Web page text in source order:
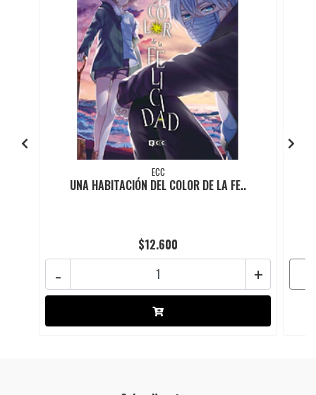
ECC
UNA HABITACIÓN DEL COLOR DE LA FE..
$12.600
+
-